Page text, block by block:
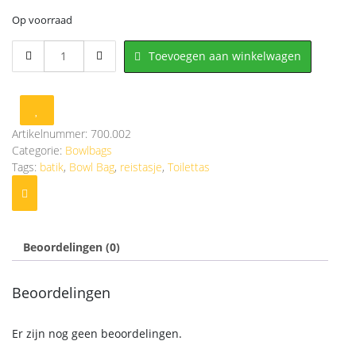
Op voorraad
Bowl
Rood
Toevoegen aan winkelwagen
Artikelnummer: 700.002
Categorie: Bowlbags
Tags: batik, Bowl Bag, reistasje, Toilettas
Beoordelingen (0)
Beoordelingen
Er zijn nog geen beoordelingen.